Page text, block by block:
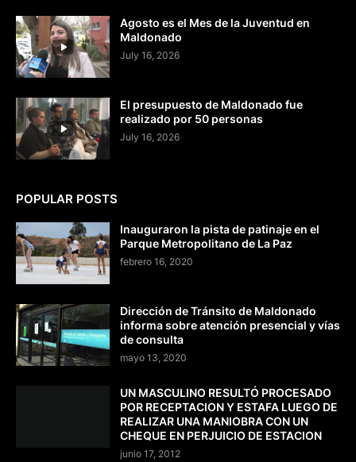
Agosto es el Mes de la Juventud en
Maldonado
July 16, 2026
El presupuesto de Maldonado fue
realizado por 50 personas
July 16, 2026
POPULAR POSTS
Inauguraron la pista de patinaje en el
Parque Metropolitano de La Paz
febrero 16, 2020
Dirección de Tránsito de Maldonado
informa sobre atención presencial y vías
de consulta
mayo 13, 2020
UN MASCULINO RESULTÓ PROCESADO
POR RECEPTACION Y ESTAFA LUEGO DE
REALIZAR UNA MANIOBRA CON UN
CHEQUE EN PERJUICIO DE ESTACION
junio 17, 2012